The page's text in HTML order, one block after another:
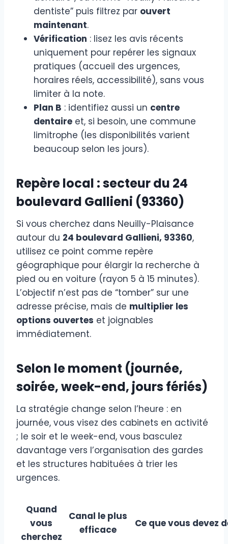
dentiste” puis filtrez par ouvert
maintenant.
Vérification : lisez les avis récents
uniquement pour repérer les signaux
pratiques (accueil des urgences,
horaires réels, accessibilité), sans vous
limiter à la note.
Plan B : identifiez aussi un centre
dentaire et, si besoin, une commune
limitrophe (les disponibilités varient
beaucoup selon les jours).
Repère local : secteur du 24
boulevard Gallieni (93360)
Si vous cherchez dans Neuilly-Plaisance
autour du 24 boulevard Gallieni, 93360,
utilisez ce point comme repère
géographique pour élargir la recherche à
pied ou en voiture (rayon 5 à 15 minutes).
L’objectif n’est pas de “tomber” sur une
adresse précise, mais de multiplier les
options ouvertes et joignables
immédiatement.
Selon le moment (journée,
soirée, week-end, jours fériés)
La stratégie change selon l’heure : en
journée, vous visez des cabinets en activité
; le soir et le week-end, vous basculez
davantage vers l’organisation des gardes
et les structures habituées à trier les
urgences.
Quand
vous
cherchez
Canal le plus
efficace
Ce que vous devez